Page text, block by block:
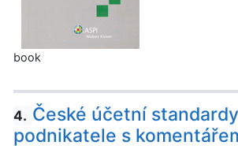
book
4. České účetní
podnikatele s